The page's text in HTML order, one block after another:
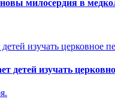
милосердия в
детей изучать